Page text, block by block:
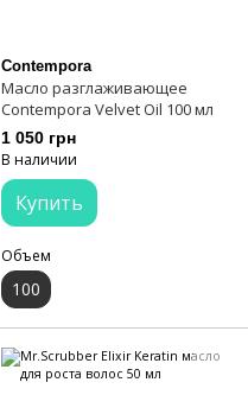
Contempora
Масло разглаживающее
Contempora Velvet Oil 100 мл
1 050 грн
В наличии
Купить
Объем
100